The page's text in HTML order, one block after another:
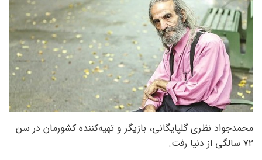
محمدجواد نظری گلپایگانی، بازیگر و تهیه‌کننده کشورمان در سن
۷۲ سالگی از دنیا رفت.